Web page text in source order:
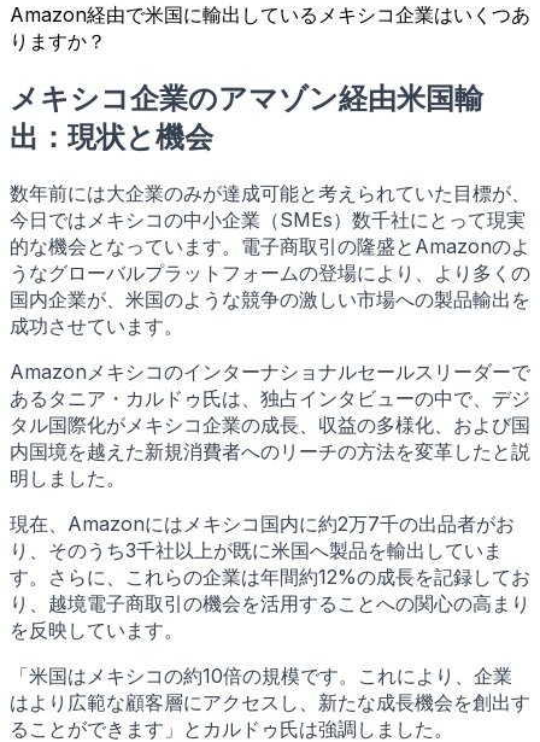
Amazon経由で米国に輸出しているメキシコ企業はいくつあ
りますか？
メキシコ企業のアマゾン経由米国輸
出：現状と機会
数年前には大企業のみが達成可能と考えられていた目標が、
今日ではメキシコの中小企業（SMEs）数千社にとって現実
的な機会となっています。電子商取引の隆盛とAmazonのよ
うなグローバルプラットフォームの登場により、より多くの
国内企業が、米国のような競争の激しい市場への製品輸出を
成功させています。
Amazonメキシコのインターナショナルセールスリーダーで
あるタニア・カルドゥ氏は、独占インタビューの中で、デジ
タル国際化がメキシコ企業の成長、収益の多様化、および国
内国境を越えた新規消費者へのリーチの方法を変革したと説
明しました。
現在、Amazonにはメキシコ国内に約2万7千の出品者がお
り、そのうち3千社以上が既に米国へ製品を輸出していま
す。さらに、これらの企業は年間約12%の成長を記録してお
り、越境電子商取引の機会を活用することへの関心の高まり
を反映しています。
「米国はメキシコの約10倍の規模です。これにより、企業
はより広範な顧客層にアクセスし、新たな成長機会を創出す
ることができます」とカルドゥ氏は強調しました。